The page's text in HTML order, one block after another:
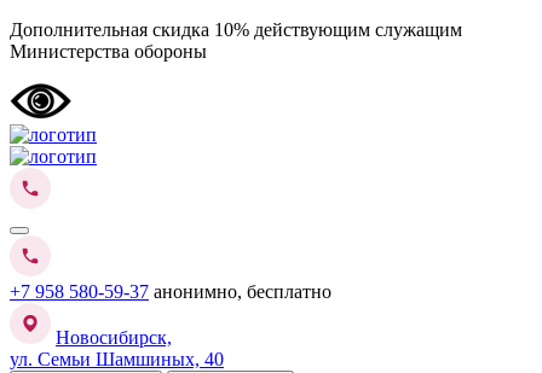
Дополнительная скидка 10% действующим служащим
Министерства обороны
+7 958 580-59-37 анонимно, бесплатно
Новосибирск,
ул. Семьи Шамшиных, 40